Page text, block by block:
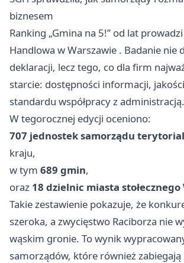
biznesem
Ranking „Gmina na 5!” od lat prowadzi
Handlowa wWarszawie . Badanie nie
deklaracji, lecz tego, co dla firm
starcie: dostępności informacji,
standardu współpracy z administracją.
W tegorocznej edycji oceniono:
707 jednostek samorządu
kraju,
w tym 689 gmin,
oraz 18 dzielnic miasta stołecznego
Takie zestawienie pokazuje, że
szeroka, a zwycięstwo Raciborza nie
wąskim gronie. To wynik
samorządów, które również zabiegają